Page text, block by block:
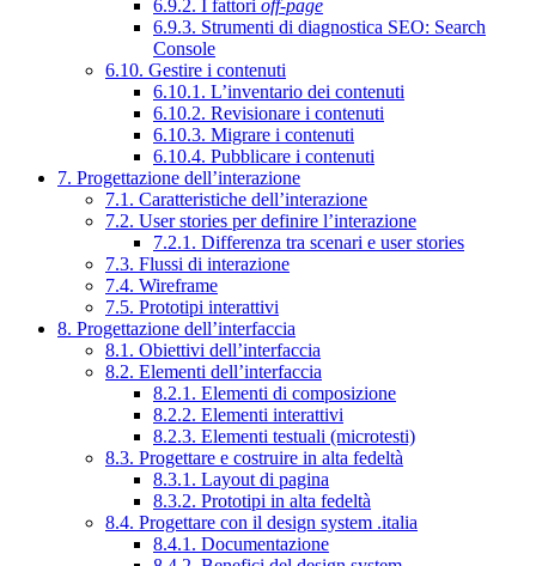
6.9.2. I fattori off-page
6.9.3. Strumenti di diagnostica SEO: Search
Console
6.10. Gestire i contenuti
6.10.1. L’inventario dei contenuti
6.10.2. Revisionare i contenuti
6.10.3. Migrare i contenuti
6.10.4. Pubblicare i contenuti
7. Progettazione dell’interazione
7.1. Caratteristiche dell’interazione
7.2. User stories per definire l’interazione
7.2.1. Differenza tra scenari e user stories
7.3. Flussi di interazione
7.4. Wireframe
7.5. Prototipi interattivi
8. Progettazione dell’interfaccia
8.1. Obiettivi dell’interfaccia
8.2. Elementi dell’interfaccia
8.2.1. Elementi di composizione
8.2.2. Elementi interattivi
8.2.3. Elementi testuali (microtesti)
8.3. Progettare e costruire in alta fedeltà
8.3.1. Layout di pagina
8.3.2. Prototipi in alta fedeltà
8.4. Progettare con il design system .italia
8.4.1. Documentazione